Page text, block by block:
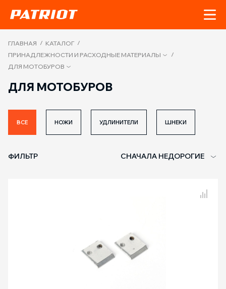
ГЛАВНАЯ / КАТАЛОГ /
ПРИНАДЛЕЖНОСТИ И РАСХОДНЫЕ МАТЕРИАЛЫ
/
ДЛЯ МОТОБУРОВ
ДЛЯ МОТОБУРОВ
ВСЕ НОЖИ УДЛИНИТЕЛИ ШНЕКИ
ФИЛЬТР СНАЧАЛА НЕДОРОГИЕ